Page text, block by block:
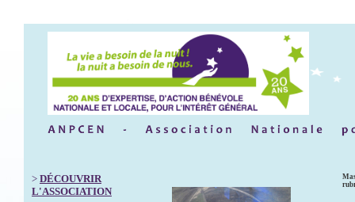
> DÉCOUVRIR
L'ASSOCIATION